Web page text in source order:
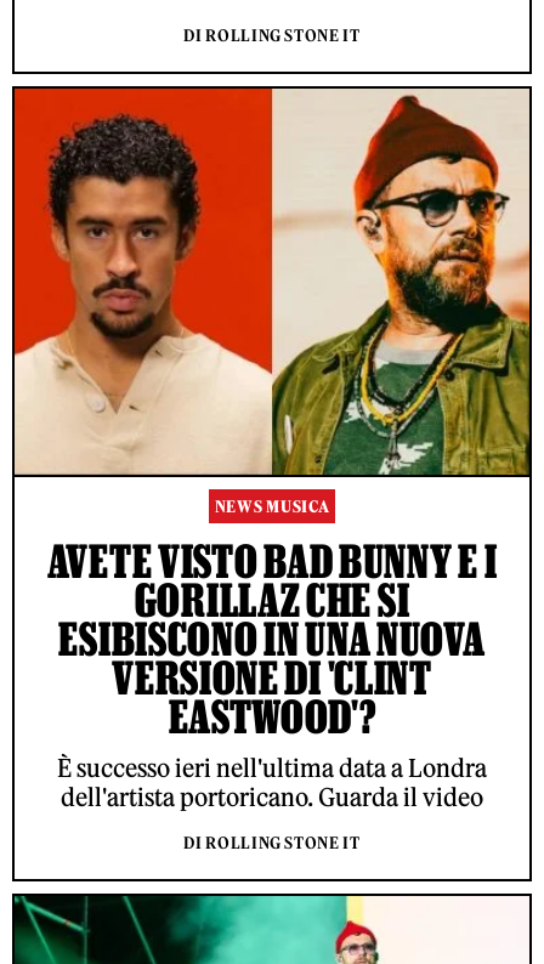
DI ROLLING STONE IT
NEWS MUSICA
AVETE VISTO BAD BUNNY E I
GORILLAZ CHE SI
ESIBISCONO IN UNA NUOVA
VERSIONE DI 'CLINT
EASTWOOD'?
È successo ieri nell'ultima data a Londra
dell'artista portoricano. Guarda il video
DI ROLLING STONE IT